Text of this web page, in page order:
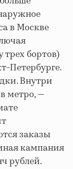
в Москве
бортов)
Петербурге.
Внутри
метро, —
заказы
кампания
рублей.